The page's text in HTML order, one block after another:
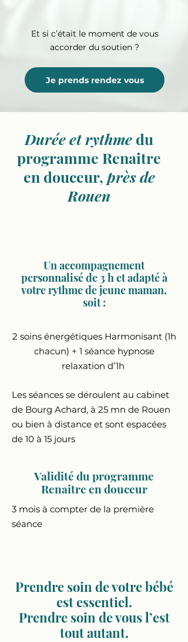
Et si c’était le moment de vous
accorder du soutien ?
Je prends rendez vous
Durée et rythme du
programme Renaitre
en douceur, près de
Rouen
Un accompagnement
personnalisé de 3 h et adapté à
votre rythme de jeune maman,
soit :
2 soins énergétiques Harmonisant (1h
chacun) + 1 séance hypnose
relaxation d’1h
Les séances se déroulent au cabinet
de Bourg Achard, à 25 mn de Rouen
ou bien à distance et sont espacées
de 10 à 15 jours
Validité du programme
Renaitre en douceur
3 mois à compter de la première
séance
Prendre soin de votre bébé
est essentiel.
Prendre soin de vous l’est
tout autant.